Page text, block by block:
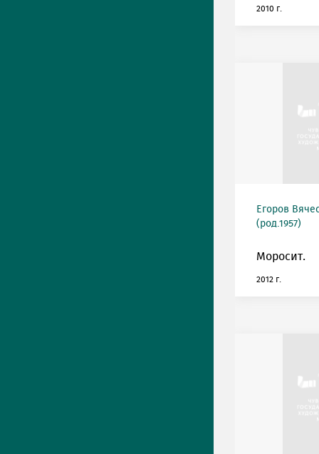
2010 г.
Егоров
(род.1957)
Моросит.
2012 г.